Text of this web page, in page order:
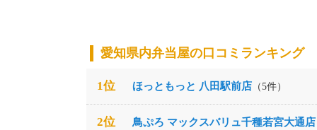
愛知県内弁当屋の口コミランキング
1位 ほっともっと 八田駅前店 （5件）
2位 鳥ぷろ マックスバリュ千種若宮大通店